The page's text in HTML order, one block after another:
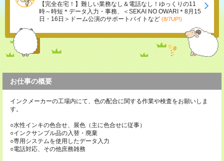
【完全在宅！】難しい業務なし＆電話なし！ゆっくりの11
時～時短＊データ入力・事務、＜SEKAI NO OWARI＊8月15
日・16日＞ドーム公演のサポートバイトなど (8/7UP!)
お仕事の概要
インクメーカーの工場内にて、色の配合に関する作業や検査をお願いしま
す。
○水性インキの色合せ、展色（主に色合せに従事）
○インクサンプル品の入替・廃棄
○専用システムを使用したデータ入力
○電話対応、その他庶務雑務